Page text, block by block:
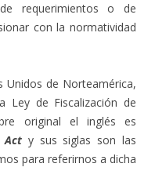
requerimientos o de
con la normatividad
Unidos de Norteamérica,
de Fiscalización de
original el inglés es
Act y sus siglas son las
para referirnos a dicha